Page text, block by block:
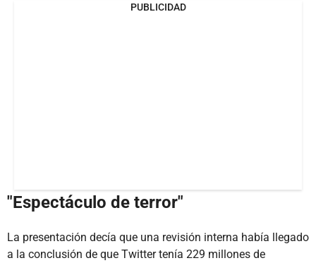
PUBLICIDAD
"Espectáculo de terror"
La presentación decía que una revisión interna había llegado
a la conclusión de que Twitter tenía 229 millones de